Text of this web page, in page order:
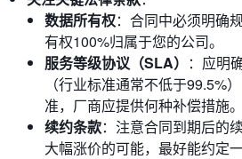
数据所有权：合同中必须明确
有权100%归属于您的公司。
服务等级协议（SLA） ：应明
（行业标准通常不低于99.5%
准，厂商应提供何种补偿措施。
续约条款：注意合同到期后的
大幅涨价的可能，最好能约定